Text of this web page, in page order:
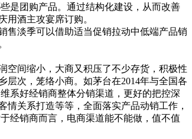
是团购产品。通过结构化建设，从而改善
用酒主攻宴席订购。
售淡季可以借助适当促销拉动中低端产品销
间缩小，大商又积压了不少存货，积极性
次，笼络小商。如茅台在2014年与全国各
系好经销商整体分销渠道，更好的把控深
关系打造等等，全面落实产品动销工作，
经销商而言，电商渠道能不能做，值不值